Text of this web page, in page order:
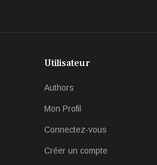
Utilisateur
Authors
Mon Profil
Connectez-vous
Créer un compte